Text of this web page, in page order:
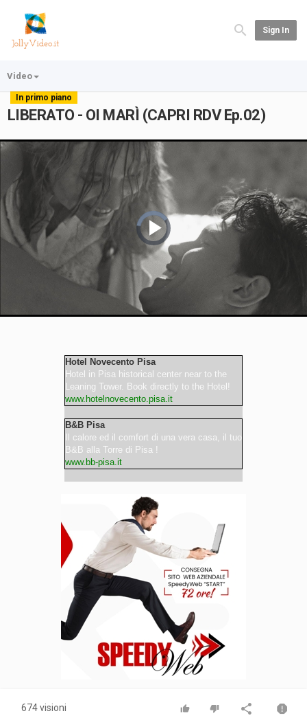
Sign In
Video
In primo piano
LIBERATO - OI MARÌ (CAPRI RDV Ep.02)
Video
Player
is
loading.
Play
Video
Hotel Novecento Pisa
Hotel in Pisa historical center near to the
Leaning Tower. Book directly to the Hotel!
www.hotelnovecento.pisa.it
B&B Pisa
Il calore ed il comfort di una vera casa, il tuo
B&B alla Torre di Pisa !
www.bb-pisa.it
674 visioni